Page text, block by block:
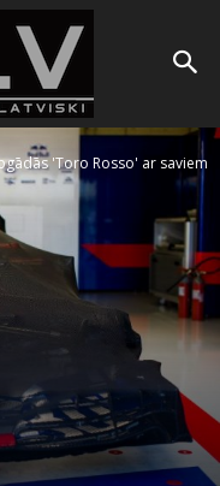
'Toro Rosso' ar saviem